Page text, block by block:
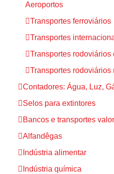
Aeroportos
Transportes ferroviários
Transportes
Transportes
Transportes rodoviários
Contadores: Água, Luz,
Selos para extintores
Bancos e transportes
Alfandêgas
Indústria alimentar
Indústria química